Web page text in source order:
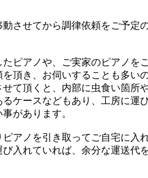
させてから調律依頼をご予定
ピアノや、ご実家のピアノを
頂き、お伺いすることも多い
て頂くと、内部に虫食い箇所
ケースなどもあり、工房に運
があります。
アノを引き取ってご自宅に入
入れていれば、余分な運送代